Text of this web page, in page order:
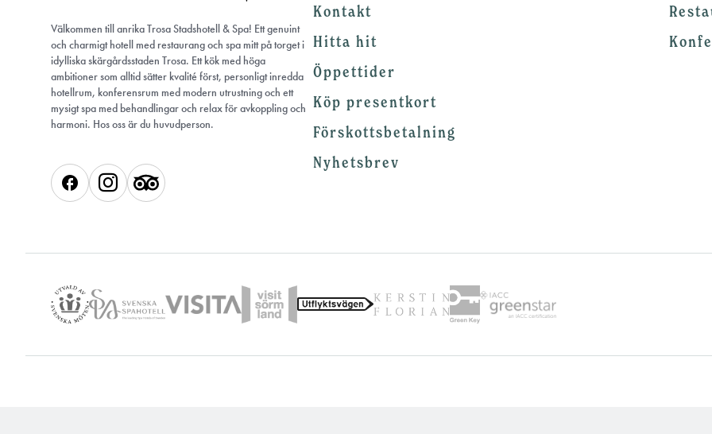
Välkommen till anrika Trosa Stadshotell & Spa! Ett genuint
och charmigt hotell med restaurang och spa mitt på torget i
idylliska skärgårdsstaden Trosa. Ett kök med höga
ambitioner som alltid sätter kvalité först, personligt inredda
hotellrum, konferensrum med modern utrustning och ett
mysigt spa med behandlingar och relax för avkoppling och
harmoni. Hos oss är du huvudperson.
Kontakt
Hitta hit
Öppettider
Köp presentkort
Förskottsbetalning
Nyhetsbrev